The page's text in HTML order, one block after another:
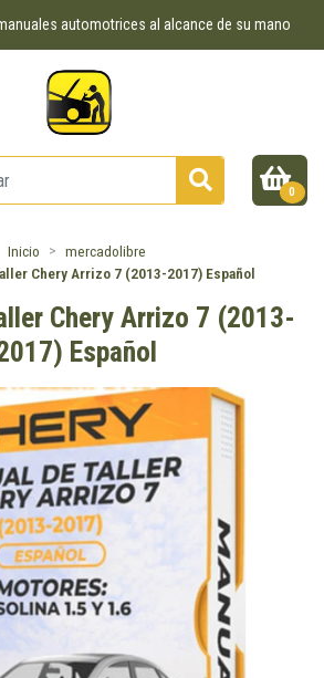
automotrices al alcance de su mano
0
Inicio
mercadolibre
Chery Arrizo 7 (2013-2017) Español
Chery Arrizo 7 (2013-
Español